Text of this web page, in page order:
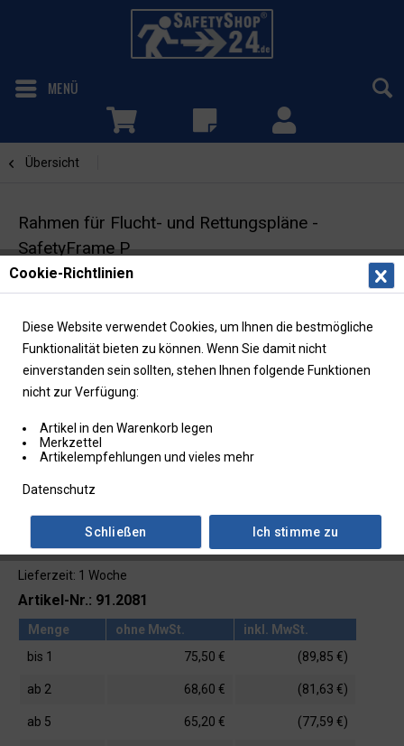
MENÜ
Übersicht
Rahmen für Flucht- und Rettungspläne -
SafetyFrame P
Lieferzeit: 1 Woche
Artikel-Nr.: 91.2081
Menge ohne MwSt.
inkl. MwSt.
bis 1 75,50 € (89,85 €)
ab 2 68,60 € (81,63 €)
ab 5 65,20 € (77,59 €)
Cookie-Richtlinien
Diese Website verwendet Cookies, um Ihnen die bestmögliche
Funktionalität bieten zu können. Wenn Sie damit nicht
einverstanden sein sollten, stehen Ihnen folgende Funktionen
nicht zur Verfügung:
Artikel in den Warenkorb legen
Merkzettel
Artikelempfehlungen und vieles mehr
Datenschutz
Ich stimme zu
Schließen